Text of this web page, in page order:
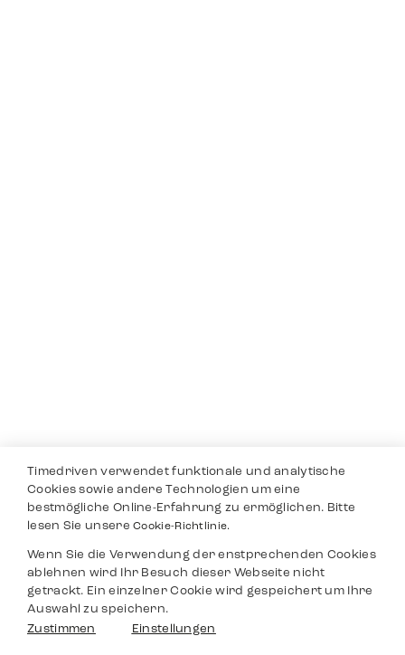
Timedriven verwendet funktionale und analytische
Cookies sowie andere Technologien um eine
bestmögliche Online-Erfahrung zu ermöglichen. Bitte
lesen Sie unsereCookie-Richtlinie.
Wenn Sie die Verwendung der enstprechenden Cookies
ablehnen wird Ihr Besuch dieser Webseite nicht
getrackt. Ein einzelner Cookie wird gespeichert um Ihre
Auswahl zu speichern.
Zustimmen
Einstellungen